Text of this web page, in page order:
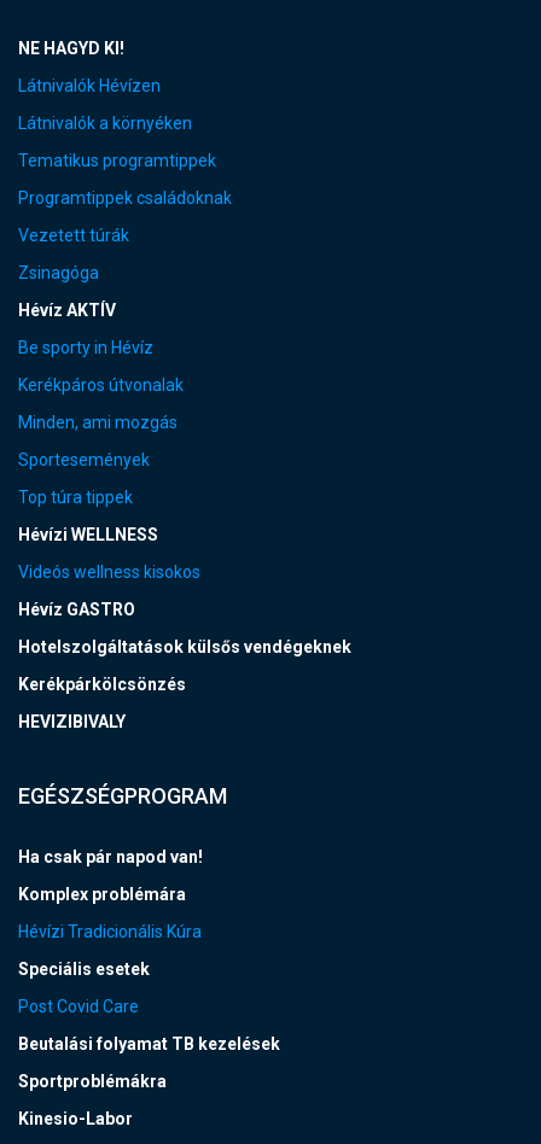
NE HAGYD KI!
Látnivalók Hévízen
Látnivalók a környéken
Tematikus programtippek
Programtippek családoknak
Vezetett túrák
Zsinagóga
Hévíz AKTÍV
Be sporty in Hévíz
Kerékpáros útvonalak
Minden, ami mozgás
Sportesemények
Top túra tippek
Hévízi WELLNESS
Videós wellness kisokos
Hévíz GASTRO
Hotelszolgáltatások külsős vendégeknek
Kerékpárkölcsönzés
HEVIZIBIVALY
EGÉSZSÉGPROGRAM
Ha csak pár napod van!
Komplex problémára
Hévízi Tradicionális Kúra
Speciális esetek
Post Covid Care
Beutalási folyamat TB kezelések
Sportproblémákra
Kinesio-Labor